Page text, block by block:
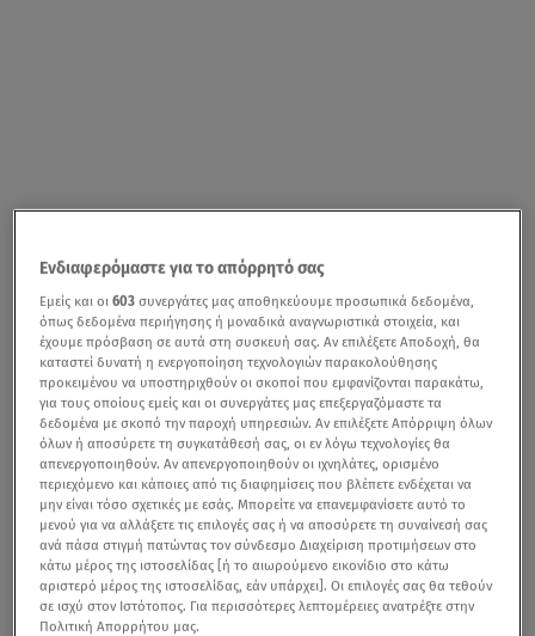
Ενδιαφερόμαστε για το απόρρητό σας
Εμείς και οι603 συνεργάτες μας αποθηκεύουμε προσωπικά δεδομένα,
όπως δεδομένα περιήγησης ή μοναδικά αναγνωριστικά στοιχεία, και
έχουμε πρόσβαση σε αυτά στη συσκευή σας. Αν επιλέξετε Αποδοχή, θα
καταστεί δυνατή η ενεργοποίηση τεχνολογιών παρακολούθησης
προκειμένου να υποστηριχθούν οι σκοποί που εμφανίζονται παρακάτω,
για τους οποίους εμείς και οι συνεργάτες μας επεξεργαζόμαστε τα
δεδομένα με σκοπό την παροχή υπηρεσιών. Αν επιλέξετε Απόρριψη όλων
όλων ή αποσύρετε τη συγκατάθεσή σας, οι εν λόγω τεχνολογίες θα
απενεργοποιηθούν. Αν απενεργοποιηθούν οι ιχνηλάτες, ορισμένο
περιεχόμενο και κάποιες από τις διαφημίσεις που βλέπετε ενδέχεται να
μην είναι τόσο σχετικές με εσάς. Μπορείτε να επανεμφανίσετε αυτό το
μενού για να αλλάξετε τις επιλογές σας ή να αποσύρετε τη συναίνεσή σας
ανά πάσα στιγμή πατώντας τον σύνδεσμο Διαχείριση προτιμήσεων στο
κάτω μέρος της ιστοσελίδας [ή το αιωρούμενο εικονίδιο στο κάτω
αριστερό μέρος της ιστοσελίδας, εάν υπάρχει]. Οι επιλογές σας θα τεθούν
σε ισχύ στον Ιστότοπος. Για περισσότερες λεπτομέρειες ανατρέξτε στην
Πολιτική Απορρήτου μας.